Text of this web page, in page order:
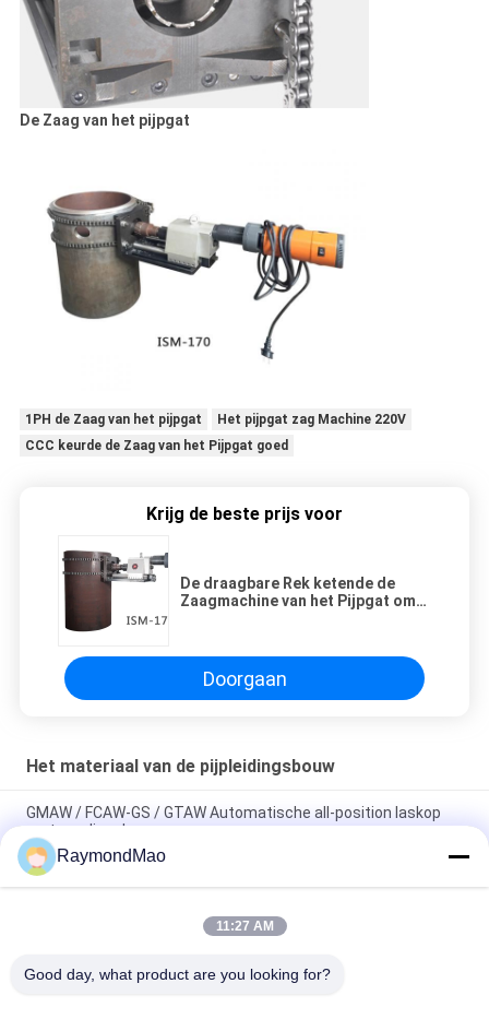
De Zaag van het pijpgat
1PH de Zaag van het pijpgat
Het pijpgat zag Machine 220V
CCC keurde de Zaag van het Pijpgat goed
Krijg de beste prijs voor
De draagbare Rek ketende de
Zaagmachine van het Pijpgat om
Doorgaan
Het materiaal van de pijpleidingsbouw
GMAW / FCAW-GS / GTAW Automatische all-position laskop
met voedingsbron
Automatische lasmachine voor alle posities met
laserkalibratie en tracking draagbare lastractor
Automatisch Dubbel het Lassenvervoer van de Lassentoorts
RaymondMao
11:27 AM
Good day, what product are you looking for?